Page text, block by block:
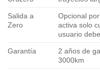
Salida a
Zero
Opcional
activa solo
usuario
Garantía
2 años de
3000km